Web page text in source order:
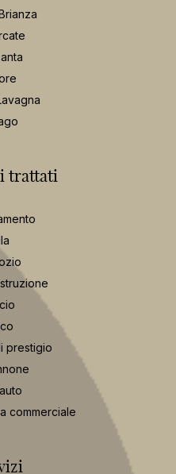
trattati
prestigio
commerciale